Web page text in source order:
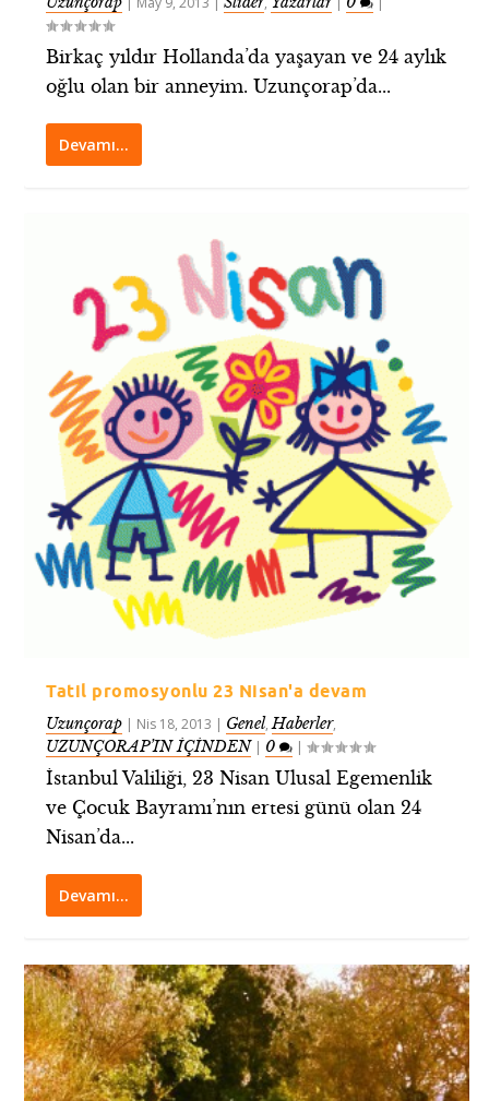
Birkaç yıldır Hollanda’da yaşayan ve 24 aylık
oğlu olan bir anneyim. Uzunçorap’da...
Devamı…
Tatil promosyonlu 23 Nisan'a devam
Uzunçorap | Nis 18, 2013 | Genel,Haberler,
UZUNÇORAP’IN İÇİNDEN| 0 |
İstanbul Valiliği, 23 Nisan Ulusal Egemenlik
ve Çocuk Bayramı’nın ertesi günü olan 24
Nisan’da...
Devamı…